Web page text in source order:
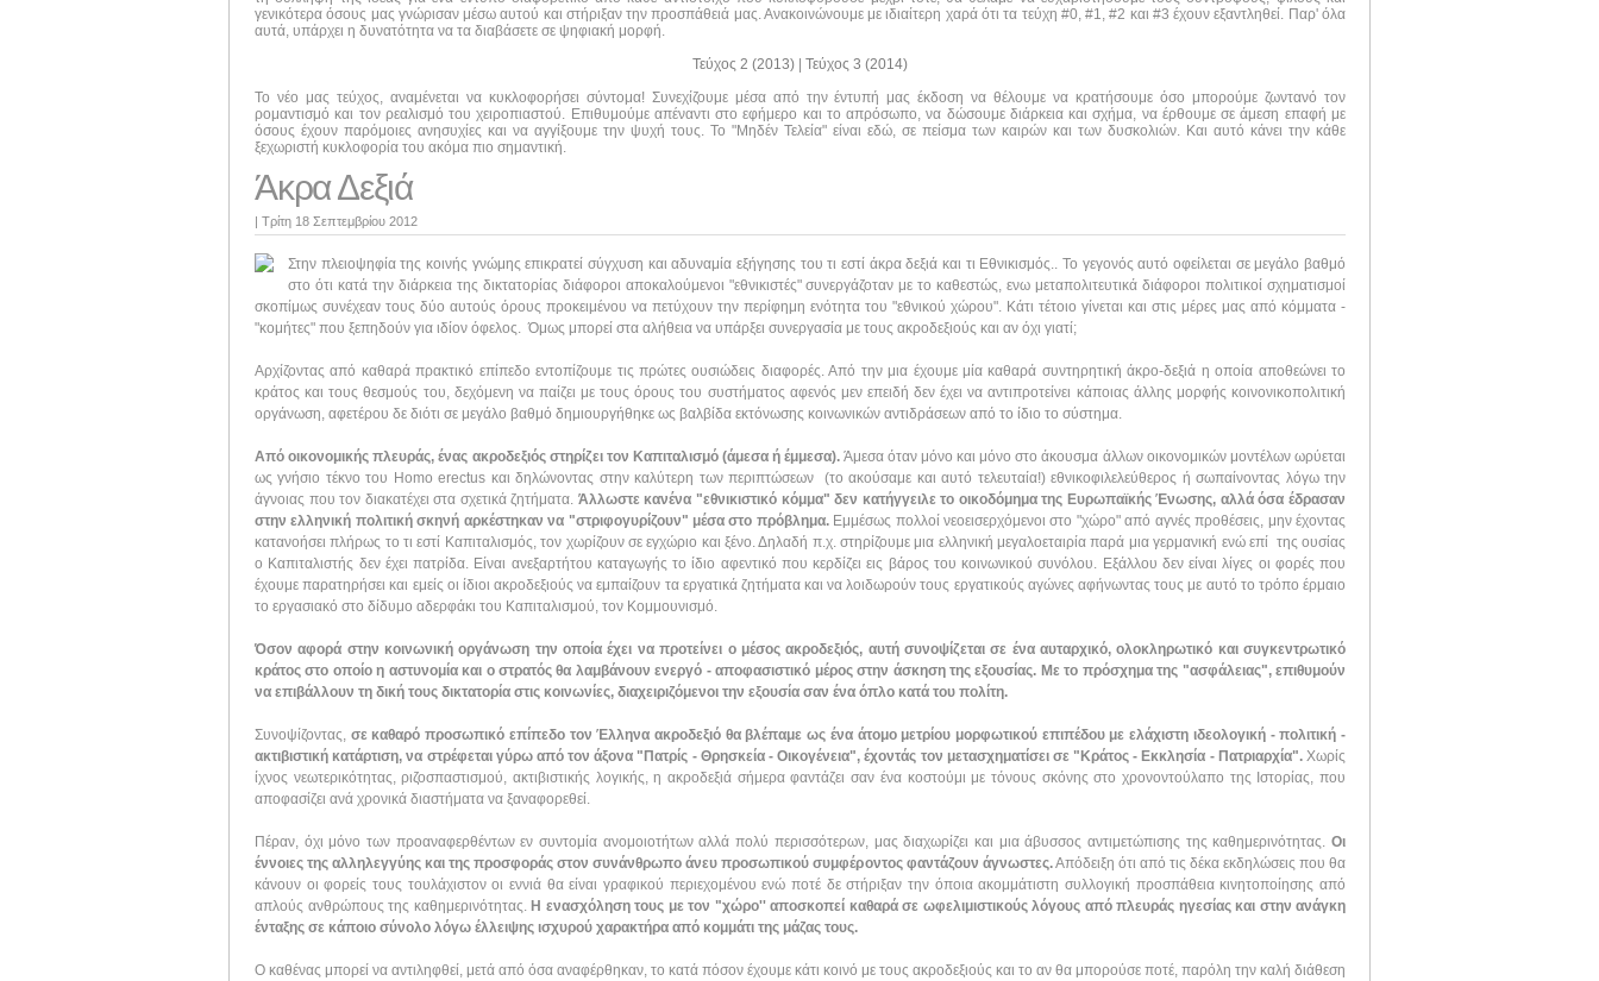
γενικότερα όσους μας γνώρισαν μέσω αυτού και στήριξαν την προσπάθειά μας. Ανακοινώνουμε με ιδιαίτερη χαρά ότι τα τεύχη #0, #1, #2 και #3 έχουν εξαντληθεί. Παρ' όλα
αυτά, υπάρχει η δυνατότητα να τα διαβάσετε σε ψηφιακή μορφή.
Τεύχος 2 (2013) | Τεύχος 3 (2014)
Το νέο μας τεύχος, αναμένεται να κυκλοφορήσει σύντομα! Συνεχίζουμε μέσα από την έντυπή μας έκδοση να θέλουμε να κρατήσουμε όσο μπορούμε ζωντανό τον
ρομαντισμό και τον ρεαλισμό του χειροπιαστού. Επιθυμούμε απέναντι στο εφήμερο και το απρόσωπο, να δώσουμε διάρκεια και σχήμα, να έρθουμε σε άμεση επαφή με
όσους έχουν παρόμοιες ανησυχίες και να αγγίξουμε την ψυχή τους. Το "Μηδέν Τελεία" είναι εδώ, σε πείσμα των καιρών και των δυσκολιών. Και αυτό κάνει την κάθε
ξεχωριστή κυκλοφορία του ακόμα πιο σημαντική.
Άκρα Δεξιά
| Τρίτη 18 Σεπτεμβρίου 2012
Στην πλειοψηφία της κοινής γνώμης επικρατεί σύγχυση και αδυναμία εξήγησης του τι εστί άκρα δεξιά και τι Εθνικισμός.. Το γεγονός αυτό οφείλεται σε μεγάλο βαθμό
στο ότι κατά την διάρκεια της δικτατορίας διάφοροι αποκαλούμενοι "εθνικιστές" συνεργάζοταν με το καθεστώς, ενω μεταπολιτευτικά διάφοροι πολιτικοί σχηματισμοί
σκοπίμως συνέχεαν τους δύο αυτούς όρους προκειμένου να πετύχουν την περίφημη ενότητα του "εθνικού χώρου". Κάτι τέτοιο γίνεται και στις μέρες μας από κόμματα -
"κομήτες" που ξεπηδούν για ιδίον όφελος. Όμως μπορεί στα αλήθεια να υπάρξει συνεργασία με τους ακροδεξιούς και αν όχι γιατί;
Αρχίζοντας από καθαρά πρακτικό επίπεδο εντοπίζουμε τις πρώτες ουσιώδεις διαφορές. Από την μια έχουμε μία καθαρά συντηρητική άκρο-δεξιά η οποία αποθεώνει το
κράτος και τους θεσμούς του, δεχόμενη να παίζει με τους όρους του συστήματος αφενός μεν επειδή δεν έχει να αντιπροτείνει κάποιας άλλης μορφής κοινονικοπολιτική
οργάνωση, αφετέρου δε διότι σε μεγάλο βαθμό δημιουργήθηκε ως βαλβίδα εκτόνωσης κοινωνικών αντιδράσεων από το ίδιο το σύστημα.
Από οικονομικής πλευράς, ένας ακροδεξιός στηρίζει τον Καπιταλισμό (άμεσα ή έμμεσα). Άμεσα όταν μόνο και μόνο στο άκουσμα άλλων οικονομικών μοντέλων ωρύεται
ως γνήσιο τέκνο του Homo erectus και δηλώνοντας στην καλύτερη των περιπτώσεων (το ακούσαμε και αυτό τελευταία!) εθνικοφιλελεύθερος ή σωπαίνοντας λόγω την
άγνοιας που τον διακατέχει στα σχετικά ζητήματα. Άλλωστε κανένα "εθνικιστικό κόμμα" δεν κατήγγειλε το οικοδόμημα της Ευρωπαϊκής Ένωσης, αλλά όσα έδρασαν
στην ελληνική πολιτική σκηνή αρκέστηκαν να "στριφογυρίζουν" μέσα στο πρόβλημα. Εμμέσως πολλοί νεοεισερχόμενοι στο "χώρο" από αγνές προθέσεις, μην έχοντας
κατανοήσει πλήρως το τι εστί Καπιταλισμός, τον χωρίζουν σε εγχώριο και ξένο. Δηλαδή π.χ. στηρίζουμε μια ελληνική μεγαλοεταιρία παρά μια γερμανική ενώ επί της ουσίας
ο Καπιταλιστής δεν έχει πατρίδα. Είναι ανεξαρτήτου καταγωγής το ίδιο αφεντικό που κερδίζει εις βάρος του κοινωνικού συνόλου. Εξάλλου δεν είναι λίγες οι φορές που
έχουμε παρατηρήσει και εμείς οι ίδιοι ακροδεξιούς να εμπαίζουν τα εργατικά ζητήματα και να λοιδωρούν τους εργατικούς αγώνες αφήνωντας τους με αυτό το τρόπο έρμαιο
το εργασιακό στο δίδυμο αδερφάκι του Καπιταλισμού, τον Κομμουνισμό.
Όσον αφορά στην κοινωνική οργάνωση την οποία έχει να προτείνει ο μέσος ακροδεξιός, αυτή συνοψίζεται σε ένα αυταρχικό, ολοκληρωτικό και συγκεντρωτικό
κράτος στο οποίο η αστυνομία και ο στρατός θα λαμβάνουν ενεργό - αποφασιστικό μέρος στην άσκηση της εξουσίας. Με το πρόσχημα της "ασφάλειας", επιθυμούν
να επιβάλλουν τη δική τους δικτατορία στις κοινωνίες, διαχειριζόμενοι την εξουσία σαν ένα όπλο κατά του πολίτη.
Συνοψίζοντας, σε καθαρό προσωπικό επίπεδο τον Έλληνα ακροδεξιό θα βλέπαμε ως ένα άτομο μετρίου μορφωτικού επιπέδου με ελάχιστη ιδεολογική - πολιτική -
ακτιβιστική κατάρτιση, να στρέφεται γύρω από τον άξονα "Πατρίς - Θρησκεία - Οικογένεια", έχοντάς τον μετασχηματίσει σε "Κράτος - Εκκλησία - Πατριαρχία".Χωρίς
ίχνος νεωτερικότητας, ριζοσπαστισμού, ακτιβιστικής λογικής, η ακροδεξιά σήμερα φαντάζει σαν ένα κοστούμι με τόνους σκόνης στο χρονοντούλαπο της Ιστορίας, που
αποφασίζει ανά χρονικά διαστήματα να ξαναφορεθεί.
Πέραν, όχι μόνο των προαναφερθέντων εν συντομία ανομοιοτήτων αλλά πολύ περισσότερων, μας διαχωρίζει και μια άβυσσος αντιμετώπισης της καθημερινότητας. Οι
έννοιες της αλληλεγγύης και της προσφοράς στον συνάνθρωπο άνευ προσωπικού συμφέροντος φαντάζουν άγνωστες.Απόδειξη ότι από τις δέκα εκδηλώσεις που θα
κάνουν οι φορείς τους τουλάχιστον οι εννιά θα είναι γραφικού περιεχομένου ενώ ποτέ δε στήριξαν την όποια ακομμάτιστη συλλογική προσπάθεια κινητοποίησης από
απλούς ανθρώπους της καθημερινότητας. Η ενασχόληση τους με τον "χώρο'' αποσκοπεί καθαρά σε ωφελιμιστικούς λόγους από πλευράς ηγεσίας και στην ανάγκη
ένταξης σε κάποιο σύνολο λόγω έλλειψης ισχυρού χαρακτήρα από κομμάτι της μάζας τους.
Ο καθένας μπορεί να αντιληφθεί, μετά από όσα αναφέρθηκαν, το κατά πόσον έχουμε κάτι κοινό με τους ακροδεξιούς και το αν θα μπορούσε ποτέ, παρόλη την καλή διάθεση